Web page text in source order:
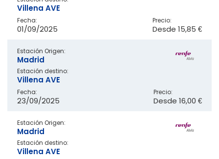
Villena AVE
Fecha:
01/09/2025
Precio:
Desde 15,85 €
Estación Origen:
Madrid
Estación destino:
Villena AVE
Fecha:
23/09/2025
Precio:
Desde 16,00 €
Estación Origen:
Madrid
Estación destino:
Villena AVE